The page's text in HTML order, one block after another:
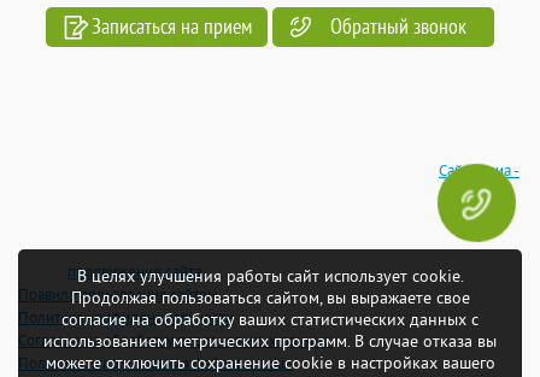
Записаться на прием Обратный звонок
Сайтмедиа -
продвижение сайта
Правила пользования сайтом
Политика конфиденциальности
Согласие на обработку персональных данных
Политика использования файлов-cookie
В целях улучшения работы сайт использует cookie.
Продолжая пользоваться сайтом, вы выражаете свое
согласие на обработку ваших статистических данных с
использованием метрических программ. В случае отказа вы
можете отключить сохранение cookie в настройках вашего